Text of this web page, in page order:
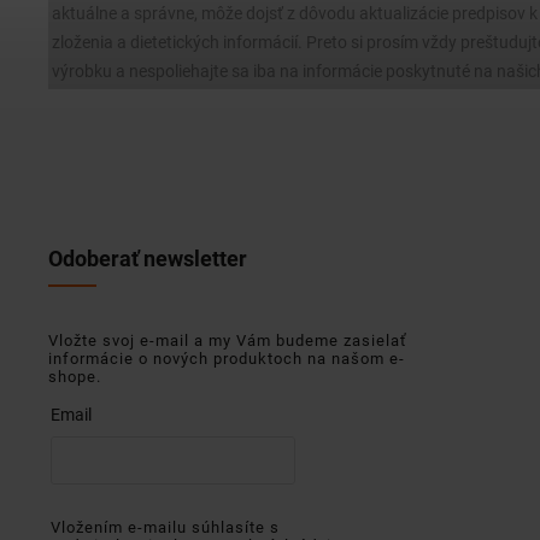
aktuálne a správne, môže dojsť z dôvodu aktualizácie predpisov
zloženia a dietetických informácií. Preto si prosím vždy
Odoberať newsletter
Vložte svoj e-mail a my Vám budeme zasielať
informácie o nových produktoch na našom e-
shope.
Email
Vložením e-mailu súhlasíte s